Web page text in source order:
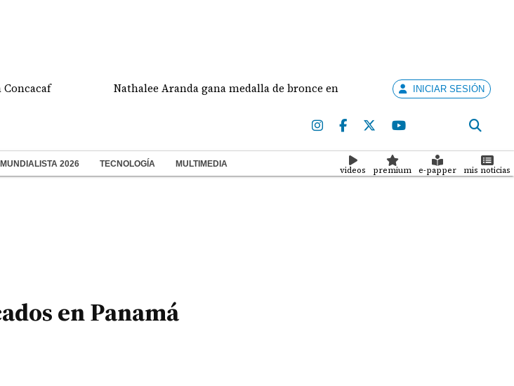
Nathalee Aranda gana medalla de bronce en salto largo femenino José
INICIAR SESIÓN
2026 TECNOLOGÍA MULTIMEDIA
videos premium e-papper mis noticias
en Panamá